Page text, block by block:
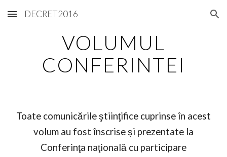
Skip to main content Skip to navigation
DECRET2016
VOLUMUL
CONFERINTEI
Toate comunicările ştiinţifice cuprinse în acest
volum au fost înscrise şi prezentate la
Conferinţa naţională cu participare